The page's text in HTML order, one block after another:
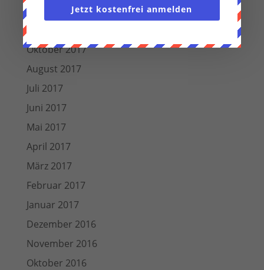
Dezember 2017
Oktober 2017
August 2017
Juli 2017
Juni 2017
Mai 2017
April 2017
März 2017
Februar 2017
Januar 2017
Dezember 2016
November 2016
Oktober 2016
Jetzt kostenfrei anmelden